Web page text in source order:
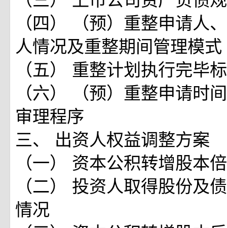
（四） （预）重整申请人
人情况及重整期间管理模式
（五） 重整计划执行完毕
（六） （预）重整申请时
审理程序
三、 出资人权益调整方案
（一） 资本公积转增股本
（二） 投资人取得股份及
情况